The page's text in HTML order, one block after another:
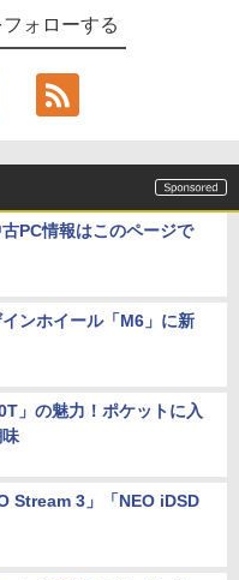
ォローする
PC情報はこのページで
ンホイール「M6」に新
」の魅力！ポケットに入
Stream 3」「NEO iDSD